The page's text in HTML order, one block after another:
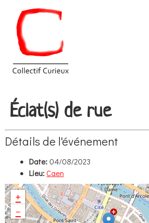
Éclat(s) de rue
Détails de l'événement
Date:04/08/2023
Lieu:Caen
+
−